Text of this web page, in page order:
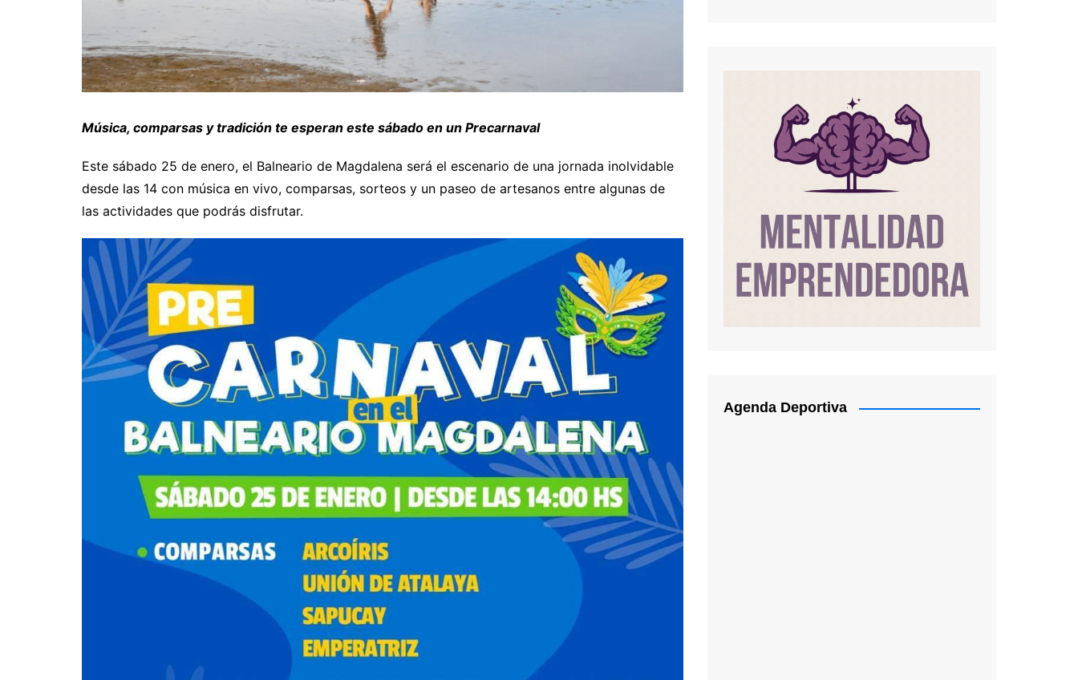
Música, comparsas y tradición te esperan este sábado en un Precarnaval
Este sábado 25 de enero, el Balneario de Magdalena será el escenario de una jornada inolvidable
desde las 14 con música en vivo, comparsas, sorteos y un paseo de artesanos entre algunas de
las actividades que podrás disfrutar.
Agenda Deportiva